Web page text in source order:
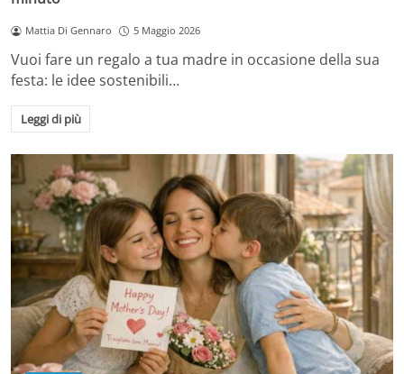
Mattia Di Gennaro 5 Maggio 2026
Vuoi fare un regalo a tua madre in occasione della sua
festa: le idee sostenibili…
Leggi di più